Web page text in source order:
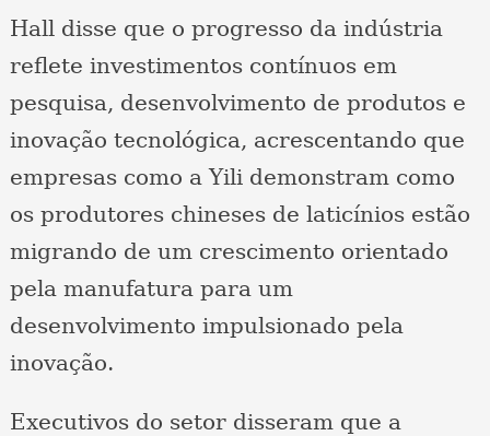
Hall disse que o progresso da indústria
reflete investimentos contínuos em
pesquisa, desenvolvimento de produtos e
inovação tecnológica, acrescentando que
empresas como a Yili demonstram como
os produtores chineses de laticínios estão
migrando de um crescimento orientado
pela manufatura para um
desenvolvimento impulsionado pela
inovação.
Executivos do setor disseram que a